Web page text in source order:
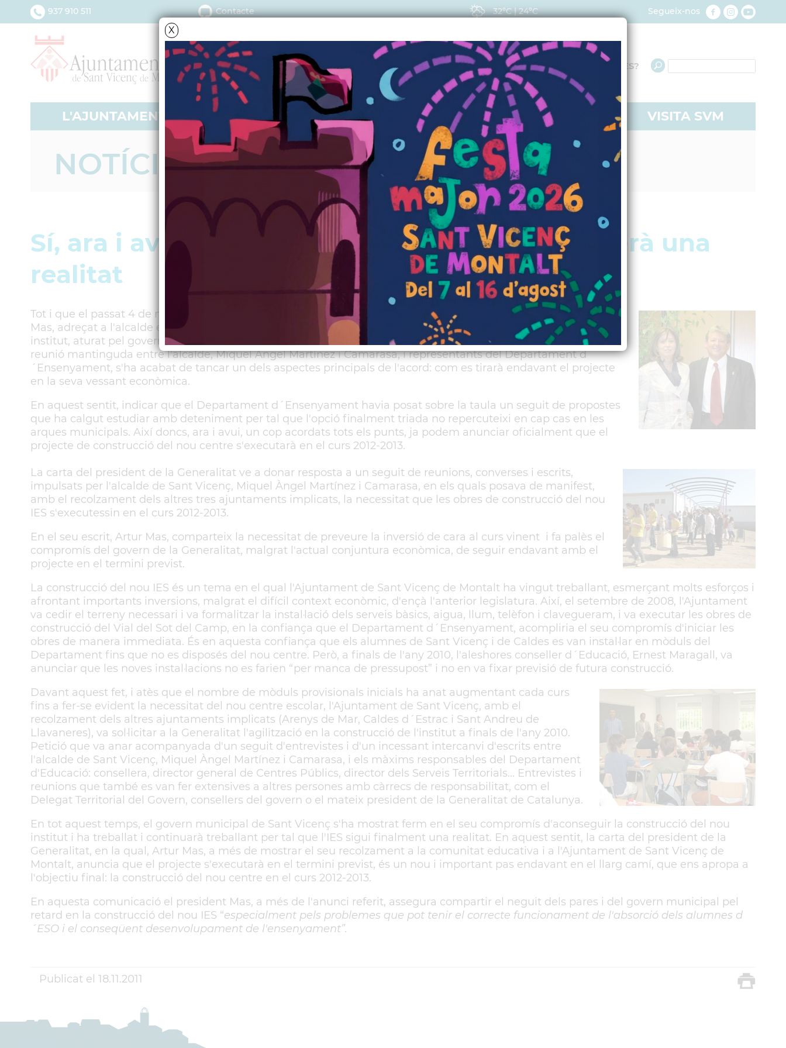
X
L'AJUNTAMENT SERVEIS ACTUALITAT VIURE A SVM VISITA SVM
QUÈ NECESSITES?
937 910 511 Contacte 32ºC|24ºC Segueix-nos
NOTÍCIES - ACTUALITAT
Sí, ara i avui, ja podem afirmar que l'institut serà una
realitat
Tot i que el passat 4 de novembre va entrar pel registre general de l'Ajuntament un escrit del president, Artur
Mas, adreçat a l'alcalde en el qual li comunicava que s'havia desencallat el projecte de construcció del nou
institut, aturat pel govern anterior, per manca de pressupost, no ha estat fins aquest mateix matí que, en una
reunió mantinguda entre l'alcalde, Miquel Àngel Martínez i Camarasa, i representants del Departament d
´Ensenyament, s'ha acabat de tancar un dels aspectes principals de l'acord: com es tirarà endavant el projecte
en la seva vessant econòmica.
En aquest sentit, indicar que el Departament d´Ensenyament havia posat sobre la taula un seguit de propostes
que ha calgut estudiar amb deteniment per tal que l'opció finalment triada no repercuteixi en cap cas en les
arques municipals. Així doncs, ara i avui, un cop acordats tots els punts, ja podem anunciar oficialment que el
projecte de construcció del nou centre s'executarà en el curs 2012-2013.
La carta del president de la Generalitat ve a donar resposta a un seguit de reunions, converses i escrits,
impulsats per l'alcalde de Sant Vicenç, Miquel Àngel Martínez i Camarasa, en els quals posava de manifest,
amb el recolzament dels altres tres ajuntaments implicats, la necessitat que les obres de construcció del nou
IES s'executessin en el curs 2012-2013.
En el seu escrit, Artur Mas, comparteix la necessitat de preveure la inversió de cara al curs vinent i fa palès el
compromís del govern de la Generalitat, malgrat l'actual conjuntura econòmica, de seguir endavant amb el
projecte en el termini previst.
La construcció del nou IES és un tema en el qual l'Ajuntament de Sant Vicenç de Montalt ha vingut treballant, esmerçant molts esforços i
afrontant importants inversions, malgrat el difícil context econòmic, d'ençà l'anterior legislatura. Així, el setembre de 2008, l'Ajuntament
va cedir el terreny necessari i va formalitzar la instal·lació dels serveis bàsics, aigua, llum, telèfon i clavegueram, i va executar les obres de
construcció del Vial del Sot del Camp, en la confiança que el Departament d´Ensenyament, acompliria el seu compromís d'iniciar les
obres de manera immediata. És en aquesta confiança que els alumnes de Sant Vicenç i de Caldes es van instal·lar en mòduls del
Departament fins que no es disposés del nou centre. Però, a finals de l'any 2010, l'aleshores conseller d´Educació, Ernest Maragall, va
anunciar que les noves instal·lacions no es farien “per manca de pressupost” i no en va fixar previsió de futura construcció.
Davant aquest fet, i atès que el nombre de mòduls provisionals inicials ha anat augmentant cada curs
fins a fer-se evident la necessitat del nou centre escolar, l'Ajuntament de Sant Vicenç, amb el
recolzament dels altres ajuntaments implicats (Arenys de Mar, Caldes d´Estrac i Sant Andreu de
Llavaneres), va sol·licitar a la Generalitat l'agilització en la construcció de l'institut a finals de l'any 2010.
Petició que va anar acompanyada d'un seguit d'entrevistes i d'un incessant intercanvi d'escrits entre
l'alcalde de Sant Vicenç, Miquel Àngel Martínez i Camarasa, i els màxims responsables del Departament
d'Educació: consellera, director general de Centres Públics, director dels Serveis Territorials... Entrevistes i
reunions que també es van fer extensives a altres persones amb càrrecs de responsabilitat, com el
Delegat Territorial del Govern, consellers del govern o el mateix president de la Generalitat de Catalunya.
En tot aquest temps, el govern municipal de Sant Vicenç s'ha mostrat ferm en el seu compromís d'aconseguir la construcció del nou
institut i ha treballat i continuarà treballant per tal que l'IES sigui finalment una realitat. En aquest sentit, la carta del president de la
Generalitat, en la qual, Artur Mas, a més de mostrar el seu recolzament a la comunitat educativa i a l'Ajuntament de Sant Vicenç de
Montalt, anuncia que el projecte s'executarà en el termini previst, és un nou i important pas endavant en el llarg camí, que ens apropa a
l'objectiu final: la construcció del nou centre en el curs 2012-2013.
En aquesta comunicació el president Mas, a més de l'anunci referit, assegura compartir el neguit dels pares i del govern municipal pel
retard en la construcció del nou IES “especialment pels problemes que pot tenir el correcte funcionament de l'absorció dels alumnes d
´ESO i el conseqüent desenvolupament de l'ensenyament”.
Publicat el 18.11.2011